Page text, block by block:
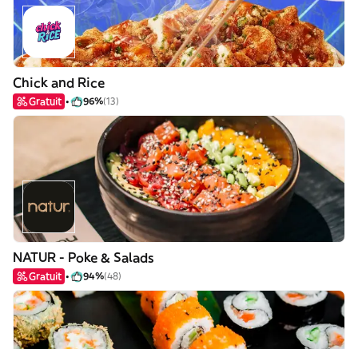
Chick and Rice
Gratuit 96%(13)
NATUR - Poke & Salads
Gratuit 94%(48)